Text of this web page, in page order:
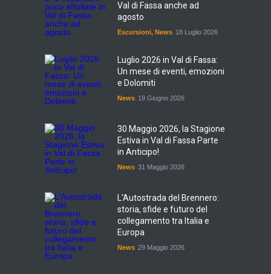
Val di Fassa anche ad
agosto
Escursioni, News 18 Luglio 2026
Luglio 2026 in Val di Fassa:
Un mese di eventi, emozioni
e Dolomiti
News 19 Giugno 2026
30 Maggio 2026, la Stagione
Estiva in Val di Fassa Parte
in Anticipo!
News 31 Maggio 2026
L'Autostrada del Brennero:
storia, sfide e futuro del
collegamento tra Italia e
Europa
News 29 Maggio 2026